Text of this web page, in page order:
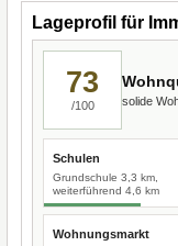
Lageprofil für
73
/100 solide
Schulen
Grundschule 3,3 km,
weiterführend 4,6 km
Wohnungsmarkt